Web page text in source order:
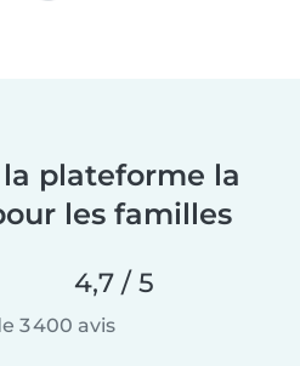
plateforme la
les familles
4,7 / 5
3 400 avis